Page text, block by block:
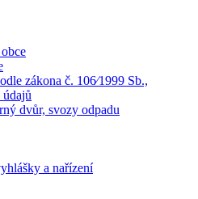
zákona č. 106⁄1999 Sb.,
údajů
dvůr, svozy odpadu
a nařízení